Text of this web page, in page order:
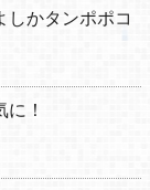
しかタンポポコ
！